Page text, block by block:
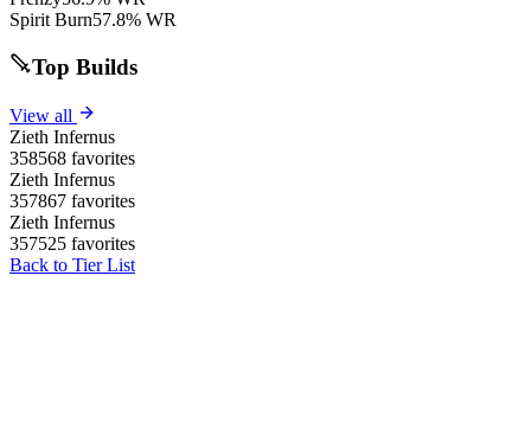
Spirit Burn57.8% WR
Top Builds
View all
Zieth Infernus
358568 favorites
Zieth Infernus
357867 favorites
Zieth Infernus
357525 favorites
Back to Tier List